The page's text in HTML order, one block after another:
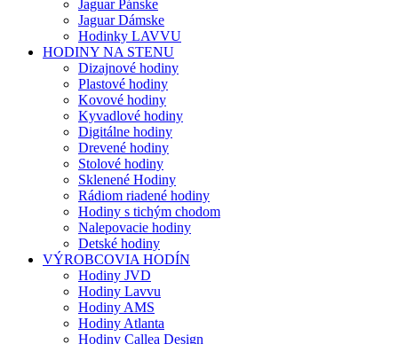
Jaguar Pánske
Jaguar Dámske
Hodinky LAVVU
HODINY NA STENU
Dizajnové hodiny
Plastové hodiny
Kovové hodiny
Kyvadlové hodiny
Digitálne hodiny
Drevené hodiny
Stolové hodiny
Sklenené Hodiny
Rádiom riadené hodiny
Hodiny s tichým chodom
Nalepovacie hodiny
Detské hodiny
VÝROBCOVIA HODÍN
Hodiny JVD
Hodiny Lavvu
Hodiny AMS
Hodiny Atlanta
Hodiny Callea Design